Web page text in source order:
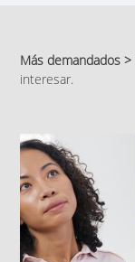
Más demandados >
interesar.